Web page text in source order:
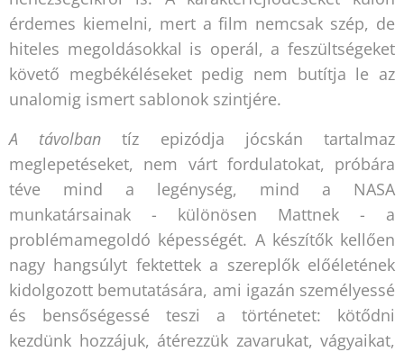
érdemes kiemelni, mert a film nemcsak szép, de
hiteles megoldásokkal is operál, a feszültségeket
követő megbékéléseket pedig nem butítja le az
unalomig ismert sablonok szintjére.
A távolban tíz epizódja jócskán tartalmaz
meglepetéseket, nem várt fordulatokat, próbára
téve mind a legénység, mind a NASA
munkatársainak - különösen Mattnek - a
problémamegoldó képességét. A készítők kellően
nagy hangsúlyt fektettek a szereplők előéletének
kidolgozott bemutatására, ami igazán személyessé
és bensőségessé teszi a történetet: kötődni
kezdünk hozzájuk, átérezzük zavarukat, vágyaikat,